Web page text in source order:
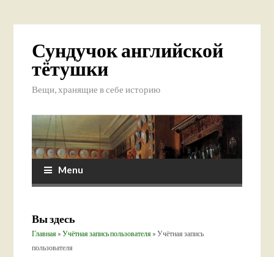
Сундучок английской
тётушки
Вещи, хранящие в себе историю
Menu
Вы здесь
Главная »Учётная запись пользователя » Учётная запись
пользователя